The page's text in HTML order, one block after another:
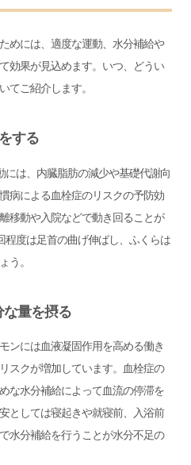
めには、適度な運動、水分補給や
効果が見込めます。いつ、どうい
てご紹介します。
する
には、内臓脂肪の減少や基礎代謝向
病による血栓症のリスクの予防効
移動や入院などで動き回ることが
程度は足首の曲げ伸ばし、ふくらは
う。
量を摂る
ンには血液凝固作用を高める働き
スクが増加しています。血栓症の
な水分補給によって血流の停滞を
としては寝起きや就寝前、入浴前
水分補給を行うことが水分不足の